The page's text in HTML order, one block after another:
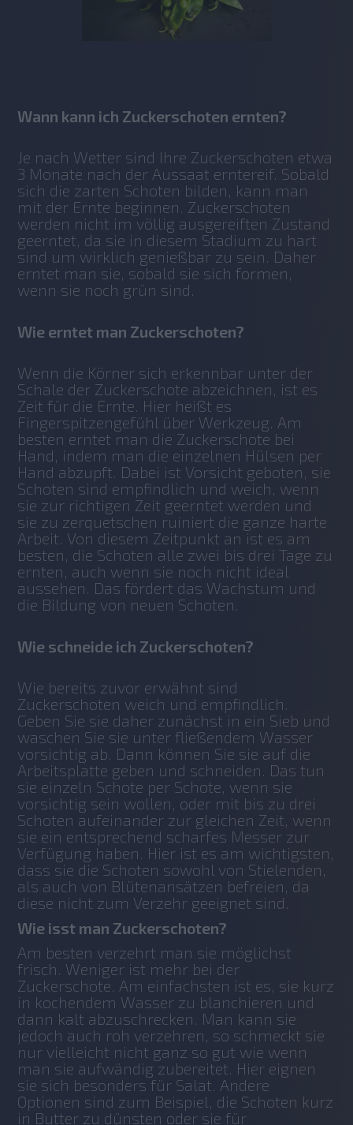
Wann kann ich Zuckerschoten ernten?
Je nach Wetter sind Ihre Zuckerschoten etwa
3 Monate nach der Aussaat erntereif. Sobald
sich die zarten Schoten bilden, kann man
mit der Ernte beginnen. Zuckerschoten
werden nicht im völlig ausgereiften Zustand
geerntet, da sie in diesem Stadium zu hart
sind um wirklich genießbar zu sein. Daher
erntet man sie, sobald sie sich formen,
wenn sie noch grün sind.
Wie erntet man Zuckerschoten?
Wenn die Körner sich erkennbar unter der
Schale der Zuckerschote abzeichnen, ist es
Zeit für die Ernte. Hier heißt es
Fingerspitzengefühl über Werkzeug. Am
besten erntet man die Zuckerschote bei
Hand, indem man die einzelnen Hülsen per
Hand abzupft. Dabei ist Vorsicht geboten, sie
Schoten sind empfindlich und weich, wenn
sie zur richtigen Zeit geerntet werden und
sie zu zerquetschen ruiniert die ganze harte
Arbeit. Von diesem Zeitpunkt an ist es am
besten, die Schoten alle zwei bis drei Tage zu
ernten, auch wenn sie noch nicht ideal
aussehen. Das fördert das Wachstum und
die Bildung von neuen Schoten.
Wie schneide ich Zuckerschoten?
Wie bereits zuvor erwähnt sind
Zuckerschoten weich und empfindlich.
Geben Sie sie daher zunächst in ein Sieb und
waschen Sie sie unter fließendem Wasser
vorsichtig ab. Dann können Sie sie auf die
Arbeitsplatte geben und schneiden. Das tun
sie einzeln Schote per Schote, wenn sie
vorsichtig sein wollen, oder mit bis zu drei
Schoten aufeinander zur gleichen Zeit, wenn
sie ein entsprechend scharfes Messer zur
Verfügung haben. Hier ist es am wichtigsten,
dass sie die Schoten sowohl von Stielenden,
als auch von Blütenansätzen befreien, da
diese nicht zum Verzehr geeignet sind.
Wie isst man Zuckerschoten?
Am besten verzehrt man sie möglichst
frisch. Weniger ist mehr bei der
Zuckerschote. Am einfachsten ist es, sie kurz
in kochendem Wasser zu blanchieren und
dann kalt abzuschrecken. Man kann sie
jedoch auch roh verzehren, so schmeckt sie
nur vielleicht nicht ganz so gut wie wenn
man sie aufwändig zubereitet. Hier eignen
sie sich besonders für Salat. Andere
Optionen sind zum Beispiel, die Schoten kurz
in Butter zu dünsten oder sie für